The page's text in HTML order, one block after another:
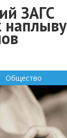
ЗАГС
наплыву
Общество